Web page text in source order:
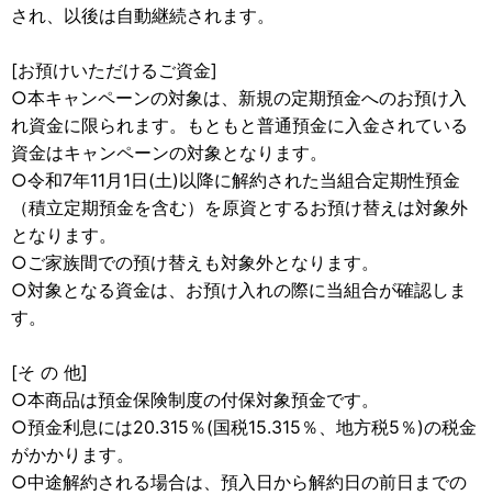
され、以後は自動継続されます。
[お預けいただけるご資金]
○本キャンペーンの対象は、新規の定期預金へのお預け入
れ資金に限られます。もともと普通預金に入金されている
資金はキャンペーンの対象となります。
○令和7年11月1日(土)以降に解約された当組合定期性預金
（積立定期預金を含む）を原資とするお預け替えは対象外
となります。
○ご家族間での預け替えも対象外となります。
○対象となる資金は、お預け入れの際に当組合が確認しま
す。
[そ の 他]
○本商品は預金保険制度の付保対象預金です。
○預金利息には20.315％(国税15.315％、地方税5％)の税金
がかかります。
○中途解約される場合は、預入日から解約日の前日までの